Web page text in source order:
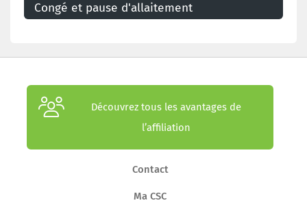
Congé et pause d'allaitement
Si vous voulez prolonger votre congé pour allaiter
Découvrez tous les avantages de
l’affiliation
Contact
Ma CSC